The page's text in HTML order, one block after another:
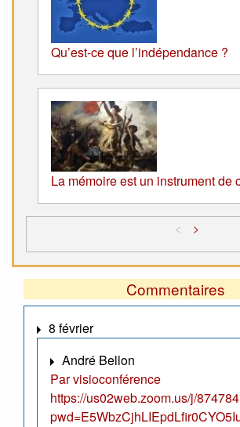
Qu’est-ce que l’indépendance ?
La mémoire est un instrument de
< >
Commentaires
8 février
André Bellon
Par visioconférence
https://us02web.zoom.us/j/